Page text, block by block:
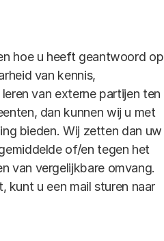
hoe u heeft geantwoord op
van kennis,
van externe partijen ten
dan kunnen wij u met
bieden. Wij zetten dan uw
of/en tegen het
van vergelijkbare omvang.
kunt u een mail sturen naar